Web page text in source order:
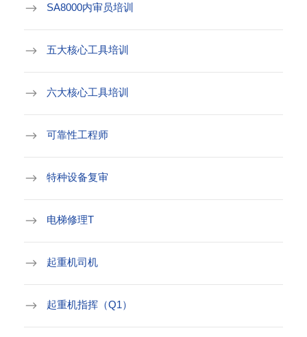
SA8000内审员培训
五大核心工具培训
六大核心工具培训
可靠性工程师
特种设备复审
电梯修理T
起重机司机
起重机指挥（Q1）